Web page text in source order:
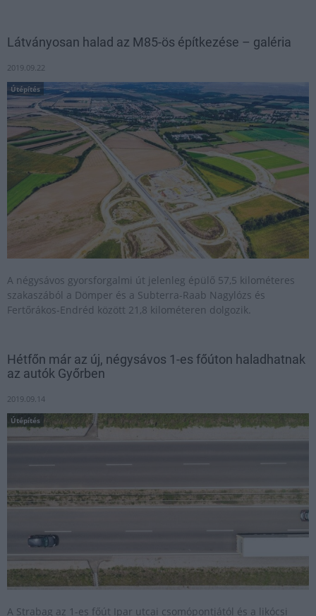
Látványosan halad az M85-ös építkezése – galéria
2019.09.22
Útépítés
A négysávos gyorsforgalmi út jelenleg épülő 57,5 kilométeres
szakaszából a Dömper és a Subterra-Raab Nagylózs és
Fertőrákos-Endréd között 21,8 kilométeren dolgozik.
Hétfőn már az új, négysávos 1-es főúton haladhatnak
az autók Győrben
2019.09.14
Útépítés
A Strabag az 1-es főút Ipar utcai csomópontjától és a likócsi